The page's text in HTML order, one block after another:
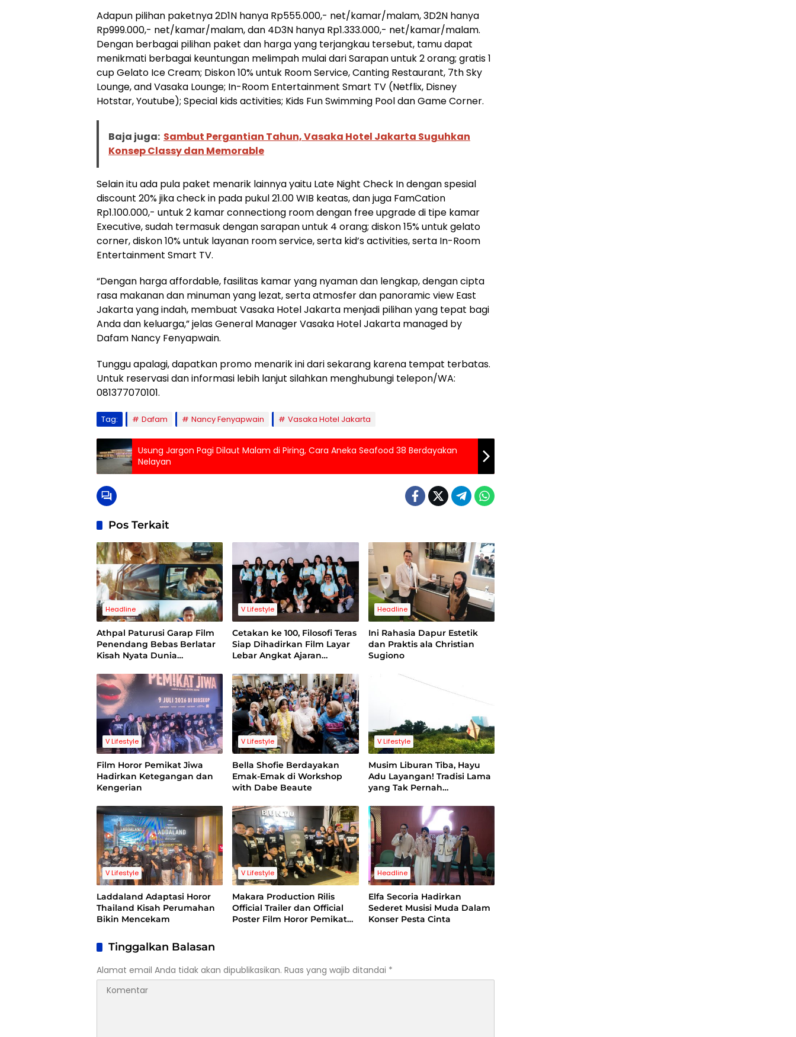
Adapun pilihan paketnya 2D1N hanya Rp555.000,- net/kamar/malam, 3D2N hanya
Rp999.000,- net/kamar/malam, dan 4D3N hanya Rp1.333.000,- net/kamar/malam.
Dengan berbagai pilihan paket dan harga yang terjangkau tersebut, tamu dapat
menikmati berbagai keuntungan melimpah mulai dari Sarapan untuk 2 orang; gratis 1
cup Gelato Ice Cream; Diskon 10% untuk Room Service, Canting Restaurant, 7th Sky
Lounge, and Vasaka Lounge; In-Room Entertainment Smart TV (Netflix, Disney
Hotstar, Youtube); Special kids activities; Kids Fun Swimming Pool dan Game Corner.
Baja juga: Sambut Pergantian Tahun, Vasaka Hotel Jakarta Suguhkan
Konsep Classy dan Memorable
Selain itu ada pula paket menarik lainnya yaitu Late Night Check In dengan spesial
discount 20% jika check in pada pukul 21.00 WIB keatas, dan juga FamCation
Rp1.100.000,- untuk 2 kamar connectiong room dengan free upgrade di tipe kamar
Executive, sudah termasuk dengan sarapan untuk 4 orang; diskon 15% untuk gelato
corner, diskon 10% untuk layanan room service, serta kid’s activities, serta In-Room
Entertainment Smart TV.
“Dengan harga affordable, fasilitas kamar yang nyaman dan lengkap, dengan cipta
rasa makanan dan minuman yang lezat, serta atmosfer dan panoramic view East
Jakarta yang indah, membuat Vasaka Hotel Jakarta menjadi pilihan yang tepat bagi
Anda dan keluarga,” jelas General Manager Vasaka Hotel Jakarta managed by
Dafam Nancy Fenyapwain.
Tunggu apalagi, dapatkan promo menarik ini dari sekarang karena tempat terbatas.
Untuk reservasi dan informasi lebih lanjut silahkan menghubungi telepon/WA:
081377070101.
Tag: Dafam Nancy Fenyapwain Vasaka Hotel Jakarta
Usung Jargon Pagi Dilaut Malam di Piring, Cara Aneka Seafood 38 Berdayakan
Nelayan
Pos Terkait
Headline
Athpal Paturusi Garap Film
Penendang Bebas Berlatar
Kisah Nyata Dunia
V Lifestyle
Cetakan ke 100, Filosofi Teras
Siap Dihadirkan Film Layar
Lebar Angkat Ajaran
Headline
Ini Rahasia Dapur Estetik
dan Praktis ala Christian
Sugiono
V Lifestyle
Film Horor Pemikat Jiwa
Hadirkan Ketegangan dan
Kengerian
V Lifestyle
Bella Shofie Berdayakan
Emak-Emak di Workshop
with Dabe Beaute
V Lifestyle
Musim Liburan Tiba, Hayu
Adu Layangan! Tradisi Lama
yang Tak Pernah
V Lifestyle
Laddaland Adaptasi Horor
Thailand Kisah Perumahan
Bikin Mencekam
V Lifestyle
Makara Production Rilis
Official Trailer dan Official
Poster Film Horor Pemikat
Headline
Elfa Secoria Hadirkan
Sederet Musisi Muda Dalam
Konser Pesta Cinta
Tinggalkan Balasan
Alamat email Anda tidak akan dipublikasikan. Ruas yang wajib ditandai *